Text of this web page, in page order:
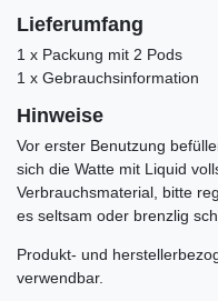
Lieferumfang
1 x Packung mit 2 Pods
1 x Gebrauchsinformation
Hinweise
Vor erster Benutzung
sich die Watte mit Liquid
Verbrauchsmaterial, bitte
es seltsam oder brenzlig
Produkt- und
verwendbar.